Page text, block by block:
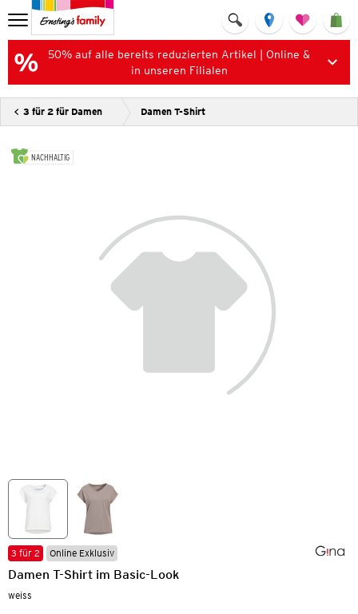
50% auf alle bereits reduzierten Artikel | Online &
in unseren Filialen
3 für 2 für Damen Damen T-Shirt
NACHHALTIG
3 für 2 Online Exklusiv
Damen T-Shirt im Basic-Look
weiss